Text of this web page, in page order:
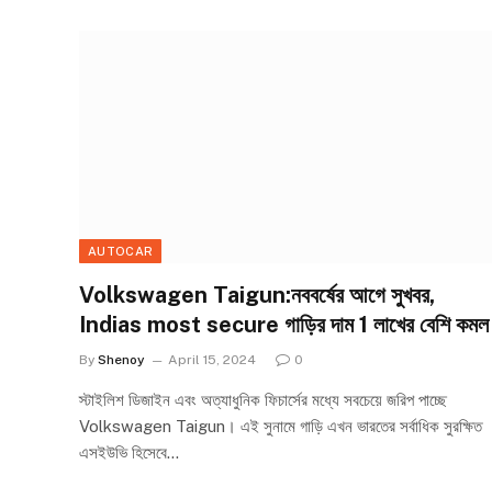
AUTOCAR
Volkswagen Taigun:নববর্ষের আগে সুখবর,
Indias most secure গাড়ির দাম 1 লাখের বেশি কমল
By Shenoy April 15, 2024 0
স্টাইলিশ ডিজাইন এবং অত্যাধুনিক ফিচার্সের মধ্যে সবচেয়ে জরিপ পাচ্ছে
Volkswagen Taigun। এই সুনামে গাড়ি এখন ভারতের সর্বাধিক সুরক্ষিত
এসইউভি হিসেবে…